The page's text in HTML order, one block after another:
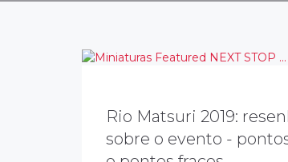
Rio Matsuri 2019:
sobre o evento -
No final de janeiro, aconteceu o
Festival Rio Matsuri 2019, que